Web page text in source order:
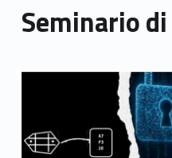
Seminario
Link identifier archive #link-archive-thumb-soap-57581